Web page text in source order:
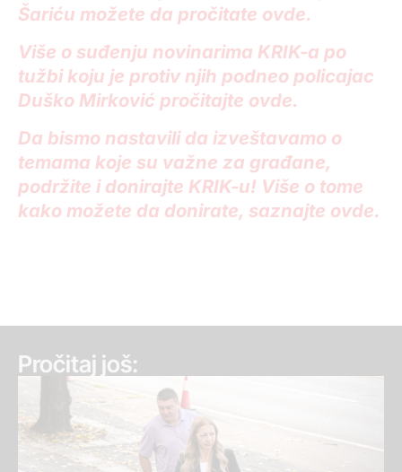
Šariću možete da pročitate ovde.
Više o suđenju novinarima KRIK-a po
tužbi koju je protiv njih podneo policajac
Duško Mirković pročitajte ovde.
Da bismo nastavili da izveštavamo o
temama koje su važne za građane,
podržite i donirajte KRIK-u! Više o tome
kako možete da donirate, saznajte ovde.
Pročitaj još: